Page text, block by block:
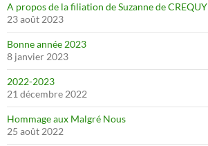
A propos de la filiation de Suzanne de CREQUY
23 août 2023
Bonne année 2023
8 janvier 2023
2022-2023
21 décembre 2022
Hommage aux Malgré Nous
25 août 2022